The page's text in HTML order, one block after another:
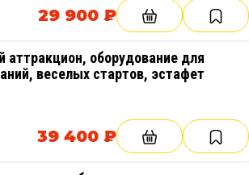
29 900 ₽
оборудование для
веселых стартов, эстафет
39 400 ₽